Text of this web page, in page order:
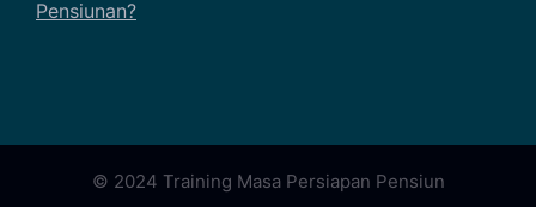
Pensiunan?
© 2024 Training Masa Persiapan Pensiun